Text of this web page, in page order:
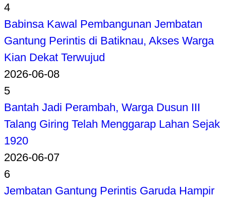
4
Babinsa Kawal Pembangunan Jembatan
Gantung Perintis di Batiknau, Akses Warga
Kian Dekat Terwujud
2026-06-08
5
Bantah Jadi Perambah, Warga Dusun III
Talang Giring Telah Menggarap Lahan Sejak
1920
2026-06-07
6
Jembatan Gantung Perintis Garuda Hampir